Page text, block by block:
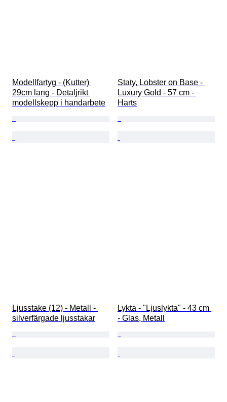
Modellfartyg - (Kutter)
29cm lang - Detaljrikt
modellskepp i handarbete
Staty, Lobster on Base -
Luxury Gold - 57 cm -
Harts
Ljusstake (12) - Metall -
silverfärgade ljusstakar
Lykta - "Ljuslykta" - 43 cm
- Glas, Metall